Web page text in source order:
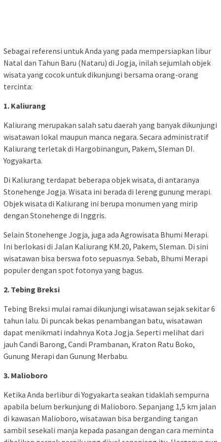
Sebagai referensi untuk Anda yang pada mempersiapkan libur
Natal dan Tahun Baru (Nataru) di Jogja, inilah sejumlah objek
wisata yang cocok untuk dikunjungi bersama orang-orang
tercinta:
1. Kaliurang
Kaliurang merupakan salah satu daerah yang banyak dikunjungi
wisatawan lokal maupun manca negara. Secara administratif
Kaliurang terletak di Hargobinangun, Pakem, Sleman DI.
Yogyakarta.
Di Kaliurang terdapat beberapa objek wisata, di antaranya
Stonehenge Jogja. Wisata ini berada di lereng gunung merapi.
Objek wisata di Kaliurang ini berupa monumen yang mirip
dengan Stonehenge di Inggris.
Selain Stonehenge Jogja, juga ada Agrowisata Bhumi Merapi.
Ini berlokasi di Jalan Kaliurang KM.20, Pakem, Sleman. Di sini
wisatawan bisa berswa foto sepuasnya. Sebab, Bhumi Merapi
populer dengan spot fotonya yang bagus.
2. Tebing Breksi
Tebing Breksi mulai ramai dikunjungi wisatawan sejak sekitar 6
tahun lalu. Di puncak bekas penambangan batu, wisatawan
dapat menikmati indahnya Kota Jogja. Seperti melihat dari
jauh Candi Barong, Candi Prambanan, Kraton Ratu Boko,
Gunung Merapi dan Gunung Merbabu.
3. Malioboro
Ketika Anda berlibur di Yogyakarta seakan tidaklah sempurna
apabila belum berkunjung di Malioboro. Sepanjang 1,5 km jalan
di kawasan Malioboro, wisatawan bisa berganding tangan
sambil sesekali manja kepada pasangan dengan cara meminta